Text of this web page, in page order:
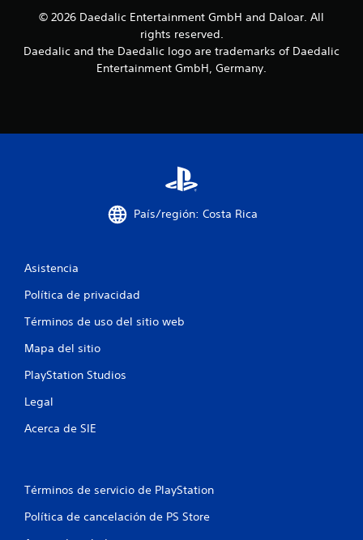
c
a
f
© 2026 Daedalic Entertainment GmbH and Daloar. All
rights reserved.
Daedalic and the Daedalic logo are trademarks of Daedalic
Entertainment GmbH, Germany.
País/región: Costa Rica
Asistencia
Política de privacidad
Términos de uso del sitio web
Mapa del sitio
PlayStation Studios
Legal
Acerca de SIE
Términos de servicio de PlayStation
Política de cancelación de PS Store